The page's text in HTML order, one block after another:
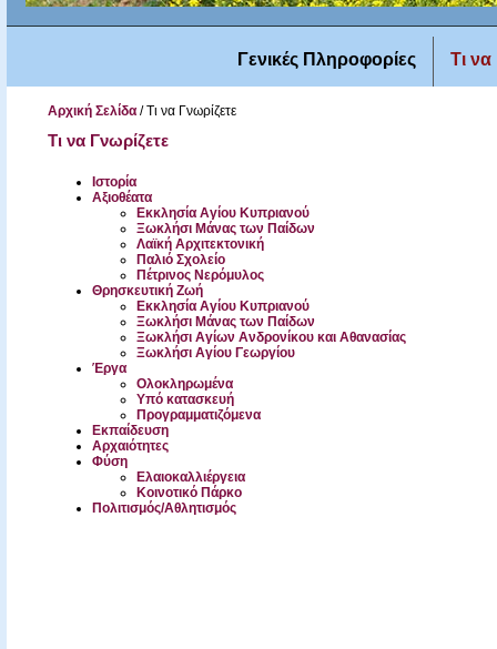
Γενικές Πληροφορίες Τι να
Αρχική Σελίδα/Τι να Γνωρίζετε
Τι να Γνωρίζετε
Ιστορία
Αξιοθέατα
Εκκλησία Αγίου Κυπριανού
Ξωκλήσι Μάνας των Παίδων
Λαϊκή Αρχιτεκτονική
Παλιό Σχολείο
Πέτρινος Νερόμυλος
Θρησκευτική Ζωή
Εκκλησία Αγίου Κυπριανού
Ξωκλήσι Μάνας των Παίδων
Ξωκλήσι Αγίων Ανδρονίκου και Αθανασίας
Ξωκλήσι Αγίου Γεωργίου
Έργα
Ολοκληρωμένα
Υπό κατασκευή
Προγραμματιζόμενα
Εκπαίδευση
Αρχαιότητες
Φύση
Ελαιοκαλλιέργεια
Κοινοτικό Πάρκο
Πολιτισμός/Αθλητισμός